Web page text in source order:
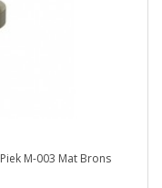
M-003 Mat Brons